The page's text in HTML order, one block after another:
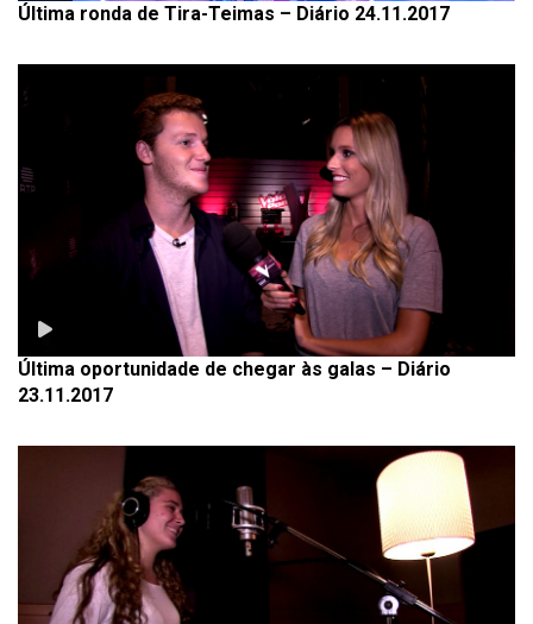
Última ronda de Tira-Teimas – Diário 24.11.2017
Última oportunidade de chegar às galas – Diário
23.11.2017